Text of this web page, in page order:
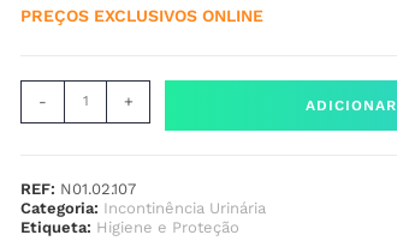
PREÇOS EXCLUSIVOS ONLINE
- + ADICIONAR
REF: N01.02.107
Categoria: Incontinência Urinária
Etiqueta: Higiene e Proteção